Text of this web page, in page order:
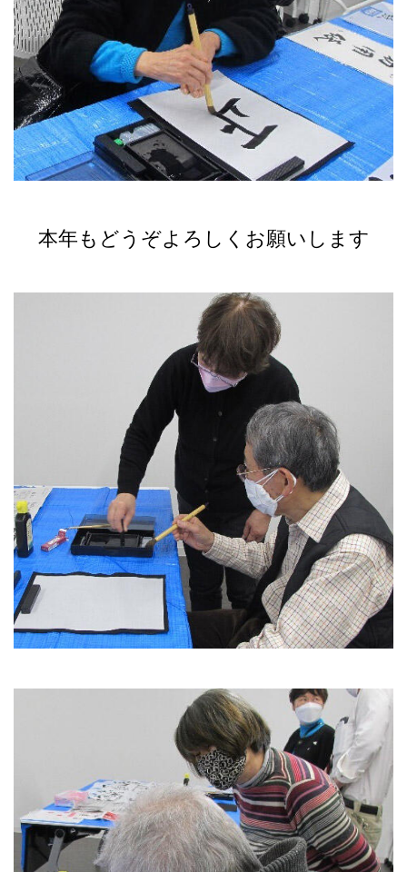
本年もどうぞよろしくお願いします